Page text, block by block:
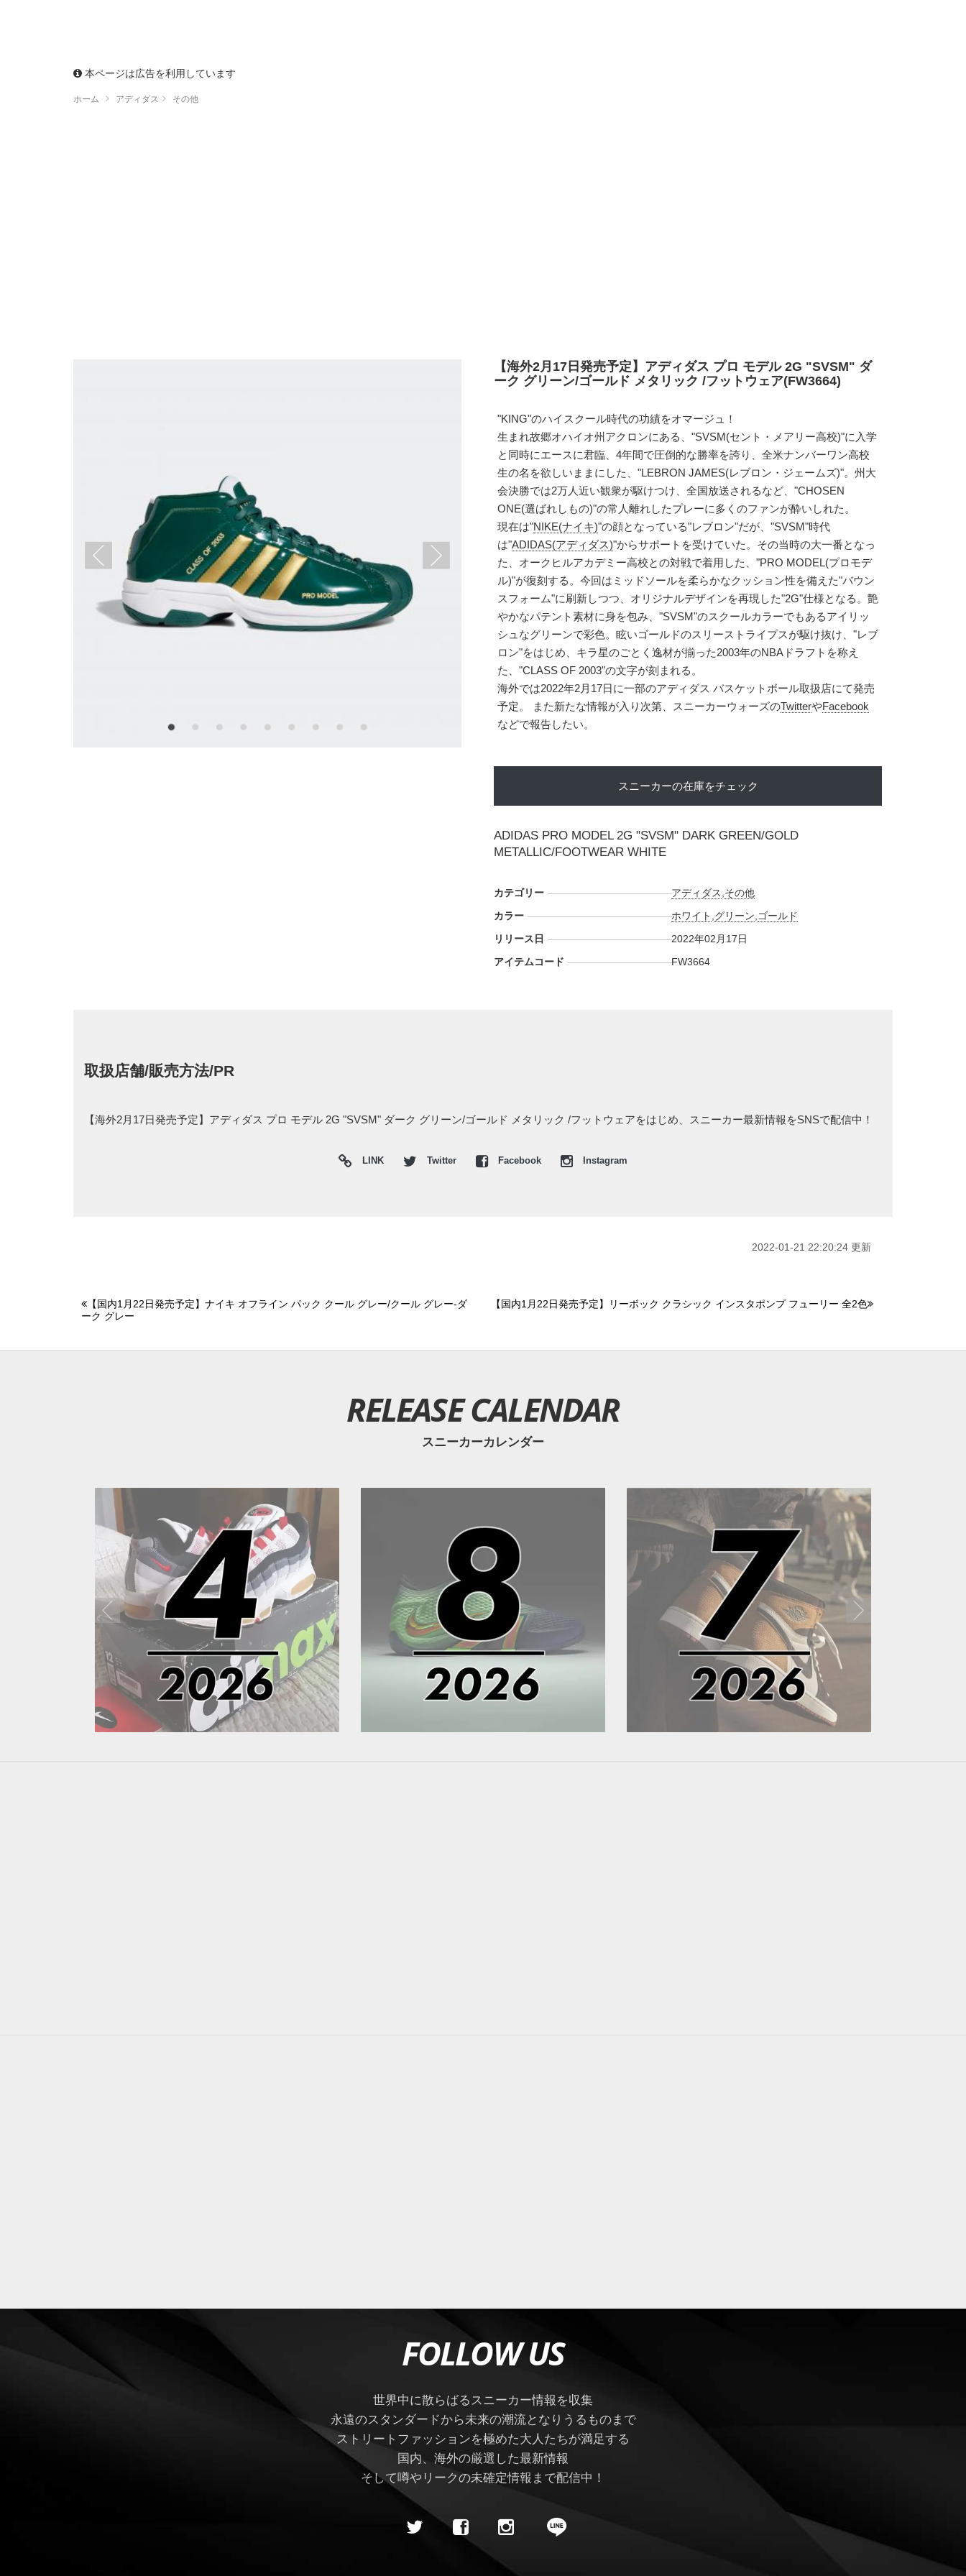
本ページは広告を利用しています
ホーム アディダス その他
【海外2月17日発売予定】アディダス プロ モデル 2G "SVSM" ダ
ーク グリーン/ゴールド メタリック /フットウェア(FW3664)
"KING"のハイスクール時代の功績をオマージュ！
生まれ故郷オハイオ州アクロンにある、"SVSM(セント・メアリー高校)"に入学
と同時にエースに君臨、4年間で圧倒的な勝率を誇り、全米ナンバーワン高校
生の名を欲しいままにした、"LEBRON JAMES(レブロン・ジェームズ)"。州大
会決勝では2万人近い観衆が駆けつけ、全国放送されるなど、"CHOSEN
ONE(選ばれしもの)"の常人離れしたプレーに多くのファンが酔いしれた。
現在は"NIKE(ナイキ)"の顔となっている"レブロン"だが、"SVSM"時代
は"ADIDAS(アディダス)"からサポートを受けていた。その当時の大一番となっ
た、オークヒルアカデミー高校との対戦で着用した、"PRO MODEL(プロモデ
ル)"が復刻する。今回はミッドソールを柔らかなクッション性を備えた"バウン
スフォーム"に刷新しつつ、オリジナルデザインを再現した"2G"仕様となる。艶
やかなパテント素材に身を包み、"SVSM"のスクールカラーでもあるアイリッ
シュなグリーンで彩色。眩いゴールドのスリーストライプスが駆け抜け、"レブ
ロン"をはじめ、キラ星のごとく逸材が揃った2003年のNBAドラフトを称え
た、"CLASS OF 2003"の文字が刻まれる。
海外では2022年2月17日に一部のアディダス バスケットボール取扱店にて発売
予定。 また新たな情報が入り次第、スニーカーウォーズのTwitterやFacebook
などで報告したい。
スニーカーの在庫をチェック
ADIDAS PRO MODEL 2G "SVSM" DARK GREEN/GOLD
METALLIC/FOOTWEAR WHITE
カテゴリー アディダス その他
カラー
ホワイト グリーン ゴールド
リリース日
2022年02月17日
アイテムコード
FW3664
取扱店舗/販売方法/PR
【海外2月17日発売予定】アディダス プロ モデル 2G "SVSM" ダーク グリーン/ゴールド メタリック /フットウェアをはじめ、スニーカー最新情報をSNSで配信中！
LINK Twitter Facebook Instagram
2022-01-21 22:20:24 更新
【国内1月22日発売予定】ナイキ オフライン パック クール グレー/クール グレー-ダ
ーク グレー
【国内1月22日発売予定】リーボック クラシック インスタポンプ フューリー 全2色
RELEASE CALENDAR
スニーカーカレンダー
FOLLOW US
世界中に散らばるスニーカー情報を収集
永遠のスタンダードから未来の潮流となりうるものまで
ストリートファッションを極めた大人たちが満足する
国内、海外の厳選した最新情報
そして噂やリークの未確定情報まで配信中！